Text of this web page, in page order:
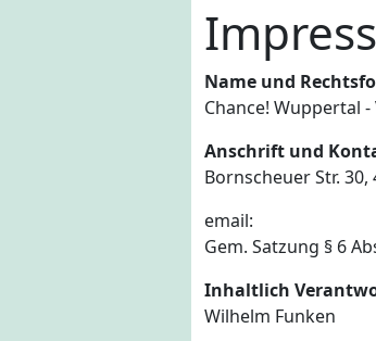
Name und
Chance! Wuppertal
Anschrift und
Bornscheuer Str.
email:
Gem. Satzung § 6
Inhaltlich
Wilhelm Funken